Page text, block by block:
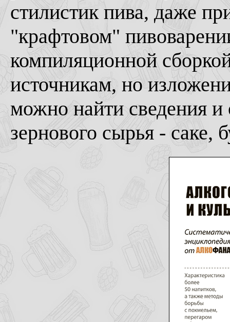
стилистик пива, даже
"крафтовом"
компиляционной
источникам, но
можно найти сведения и
зернового сырья - саке,